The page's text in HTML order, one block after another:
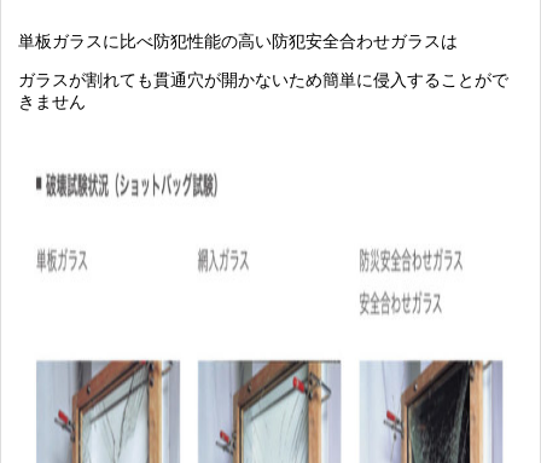
単板ガラスに比べ防犯性能の高い防犯安全合わせガラスは
ガラスが割れても貫通穴が開かないため簡単に侵入することがで
きません